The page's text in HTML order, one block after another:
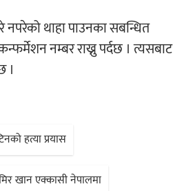
निर्माण गर्दै सम्राट
‘माया भनेकै यस्तो होला’को शीर्ष गीत
नपरेको थाहा पाउनका सबन्धित
नम्बर राख्नु पर्दछ । त्यसबाट
।
हत्या प्रयास
खान एक्कासी नेपालमा